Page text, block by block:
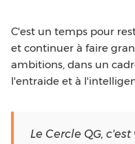
C'est un temps pour
et continuer à faire
ambitions, dans un
l'entraide et à
Le Cercle QG,